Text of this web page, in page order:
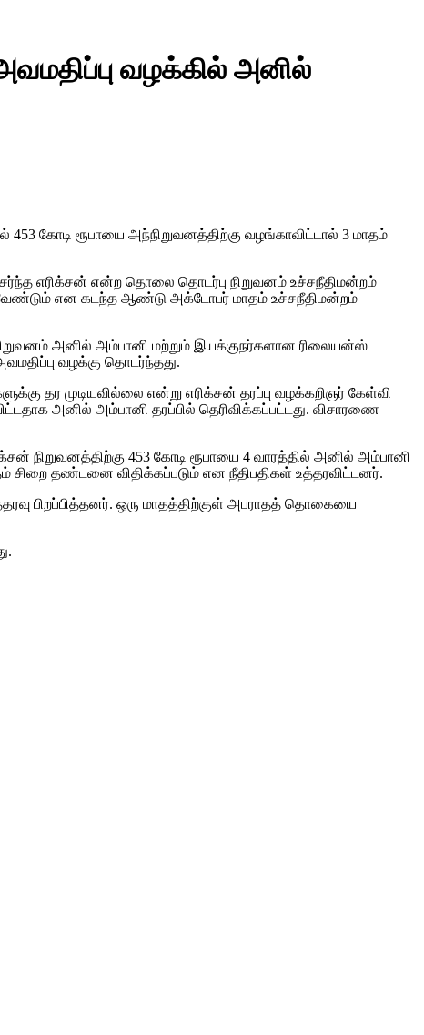
வழக்கில் அனில்
கோடி ரூபாயை அந்நிறுவனத்திற்கு வழங்காவிட்டால் 3 மாதம்
எரிக்சன் என்ற தொலை தொடர்பு நிறுவனம் உச்சநீதிமன்றம்
வேண்டும் என கடந்த ஆண்டு அக்டோபர் மாதம் உச்சநீதிமன்றம்
அனில் அம்பானி மற்றும் இயக்குநர்களான ரிலையன்ஸ்
வழக்கு தொடர்ந்தது.
தர முடியவில்லை என்று எரிக்சன் தரப்பு வழக்கறிஞர் கேள்வி
அனில் அம்பானி தரப்பில் தெரிவிக்கப்பட்டது. விசாரணை
நிறுவனத்திற்கு 453 கோடி ரூபாயை 4 வாரத்தில் அனில் அம்பானி
சிறை தண்டனை விதிக்கப்படும் என நீதிபதிகள் உத்தரவிட்டனர்.
பிறப்பித்தனர். ஒரு மாதத்திற்குள் அபராதத் தொகையை